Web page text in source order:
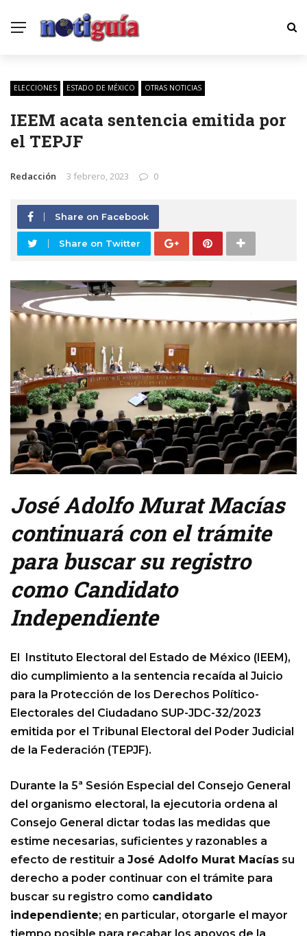
ELECCIONES ESTADO DE MÉXICO OTRAS NOTICIAS
IEEM acata sentencia emitida por
el TEPJF
Redacción 3 febrero, 2023 0
Share on Facebook
Share on Twitter
José Adolfo Murat Macías
continuará con el trámite
para buscar su registro
como Candidato
Independiente
El Instituto Electoral del Estado de México (IEEM),
dio cumplimiento a la sentencia recaída al Juicio
para la Protección de los Derechos Político-
Electorales del Ciudadano SUP-JDC-32/2023
emitida por el Tribunal Electoral del Poder Judicial
de la Federación (TEPJF).
Durante la 5ª Sesión Especial del Consejo General
del organismo electoral, la ejecutoria ordena al
Consejo General dictar todas las medidas que
estime necesarias, suficientes y razonables a
efecto de restituir a José Adolfo Murat Macías su
derecho a poder continuar con el trámite para
buscar su registro como candidato
independiente; en particular, otorgarle el mayor